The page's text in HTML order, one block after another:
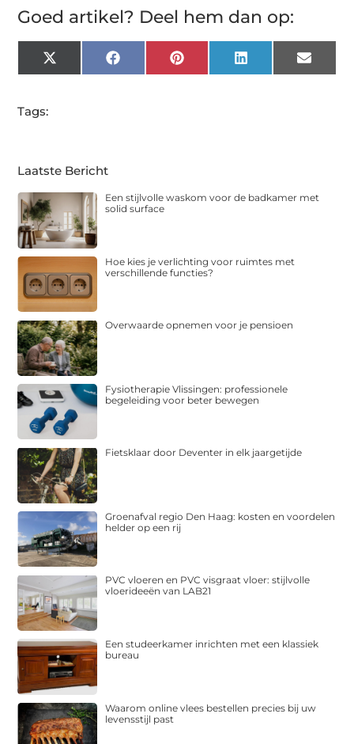
Goed artikel? Deel hem dan op:
X
(Twitter)
FacebookPinterest LinkedIn Email
Tags:
Laatste Bericht
Een stijlvolle waskom voor de badkamer met
solid surface
Hoe kies je verlichting voor ruimtes met
verschillende functies?
Overwaarde opnemen voor je pensioen
Fysiotherapie Vlissingen: professionele
begeleiding voor beter bewegen
Fietsklaar door Deventer in elk jaargetijde
Groenafval regio Den Haag: kosten en voordelen
helder op een rij
PVC vloeren en PVC visgraat vloer: stijlvolle
vloerideeën van LAB21
Een studeerkamer inrichten met een klassiek
bureau
Waarom online vlees bestellen precies bij uw
levensstijl past